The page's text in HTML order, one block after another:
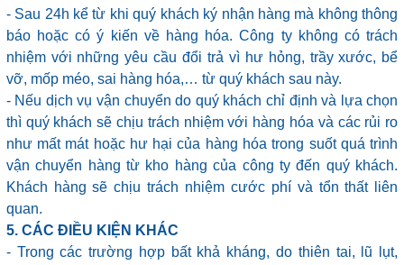
- Sau 24h kể từ khi quý khách ký nhận hàng mà không thông
báo hoặc có ý kiến về hàng hóa. Công ty không có trách
nhiệm với những yêu cầu đổi trả vì hư hỏng, trầy xước, bể
vỡ, mốp méo, sai hàng hóa,… từ quý khách sau này.
- Nếu dịch vụ vận chuyển do quý khách chỉ định và lựa chọn
thì quý khách sẽ chịu trách nhiệm với hàng hóa và các rủi ro
như mất mát hoặc hư hại của hàng hóa trong suốt quá trình
vận chuyển hàng từ kho hàng của công ty đến quý khách.
Khách hàng sẽ chịu trách nhiệm cước phí và tổn thất liên
quan.
5. CÁC ĐIỀU KIỆN KHÁC
- Trong các trường hợp bất khả kháng, do thiên tai, lũ lụt,